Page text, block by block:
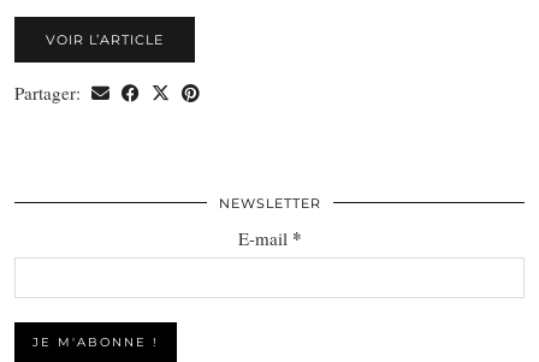
VOIR L’ARTICLE
Partager:
NEWSLETTER
E-mail *